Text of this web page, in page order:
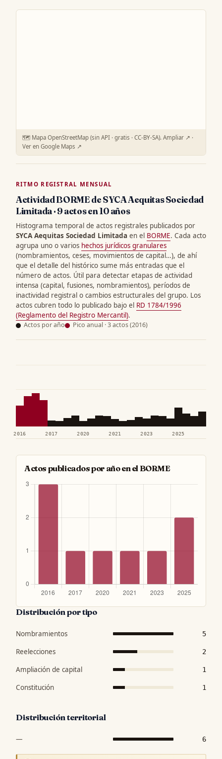
🗺️ Mapa OpenStreetMap (sin API · gratis · CC-BY-SA). Ampliar ↗ ·
Ver en Google Maps ↗
RITMO REGISTRAL MENSUAL
Actividad BORME de SYCA Aequitas Sociedad
Limitada · 9 actos en 10 años
Histograma temporal de actos registrales publicados por
SYCA Aequitas Sociedad Limitada en el BORME. Cada acto
agrupa uno o varios hechos jurídicos granulares
(nombramientos, ceses, movimientos de capital…), de ahí
que el detalle del histórico sume más entradas que el
número de actos. Útil para detectar etapas de actividad
intensa (capital, fusiones, nombramientos), períodos de
inactividad registral o cambios estructurales del grupo. Los
actos cubren todo lo publicado bajo el RD 1784/1996
(Reglamento del Registro Mercantil).
Actos por año Pico anual · 3 actos (2016)
2016 2017 2020 2021 2023 2025
Actos publicados por año en el BORME
Distribución por tipo
Nombramientos 5
Reelecciones 2
Ampliación de capital 1
Constitución 1
Distribución territorial
— 6